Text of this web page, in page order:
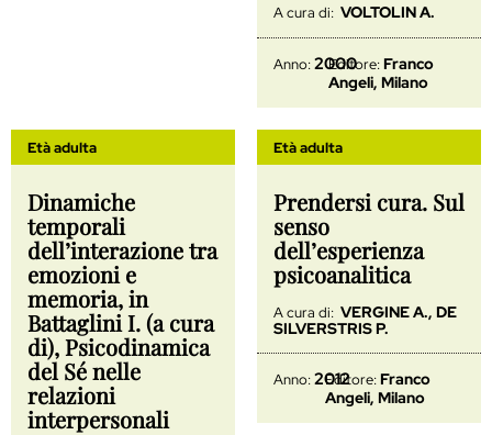
A cura di: VOLTOLIN A.
Anno:2000
Editore:Franco
Angeli, Milano
Età adulta
Dinamiche
temporali
dell’interazione tra
emozioni e
memoria, in
Battaglini I. (a cura
di), Psicodinamica
del Sé nelle
relazioni
interpersonali
Età adulta
Prendersi cura. Sul
senso
dell’esperienza
psicoanalitica
A cura di: VERGINE A., DE
SILVERSTRIS P.
Anno:2012
Editore:Franco
Angeli, Milano